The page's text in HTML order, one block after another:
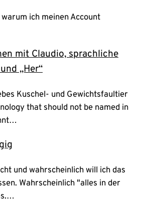
ich meinen Account
mit Claudio, sprachliche
„Her“
Kuschel- und Gewichtsfaultier
that should not be named in
und wahrscheinlich will ich das
Wahrscheinlich "alles in der